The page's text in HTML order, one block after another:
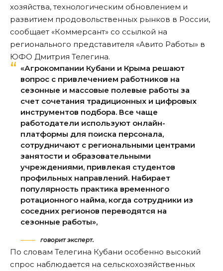
хозяйства, технологическим обновлением и
развитием продовольственных рынков в России,
сообщает «Коммерсант» со ссылкой на
регионального представителя «Авито Работы» в
ЮФО Дмитрия Телегина.
«Агрокомпании Кубани и Крыма решают
вопрос с привлечением работников на
сезонные и массовые полевые работы за
счет сочетания традиционных и цифровых
инструментов подбора. Все чаще
работодатели используют онлайн-
платформы для поиска персонала,
сотрудничают с региональными центрами
занятости и образовательными
учреждениями, привлекая студентов
профильных направлений. Набирает
популярность практика временного
ротационного найма, когда сотрудники из
соседних регионов переводятся на
сезонные работы»,
говорит эксперт.
По словам Телегина Кубани особенно высокий
спрос наблюдается на сельскохозяйственных